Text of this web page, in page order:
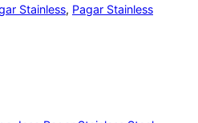
Stainless, Pagar Stainless